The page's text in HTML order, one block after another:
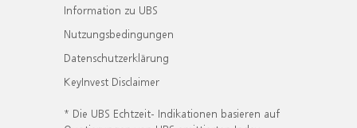
Information zu UBS
Nutzungsbedingungen
Datenschutzerklärung
KeyInvest Disclaimer
* Die UBS Echtzeit- Indikationen basieren auf